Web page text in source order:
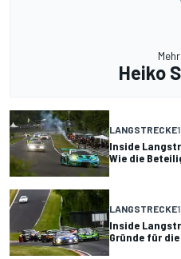
Heiko
LANGSTRECKE
Inside
Wie die
LANGSTRECKE
Inside
Gründe für